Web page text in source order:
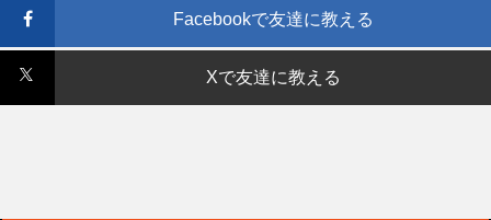
Facebookで友達に教える
Xで友達に教える